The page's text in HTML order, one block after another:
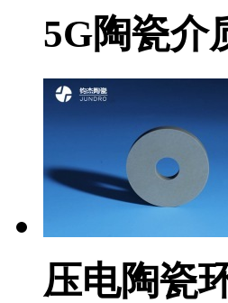
5G陶瓷介
压电陶瓷